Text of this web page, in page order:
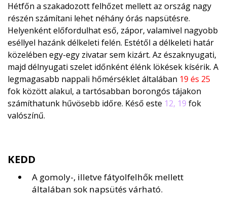
Hétfőn a szakadozott felhőzet mellett az ország nagy
részén számítani lehet néhány órás napsütésre.
Helyenként előfordulhat eső, zápor, valamivel nagyobb
eséllyel hazánk délkeleti felén. Estétől a délkeleti határ
közelében egy-egy zivatar sem kizárt. Az északnyugati,
majd délnyugati szelet időnként élénk lökések kísérik. A
legmagasabb nappali hőmérséklet általában 19 és 25
fok között alakul, a tartósabban borongós tájakon
számíthatunk hűvösebb időre. Késő este 12, 19 fok
valószínű.
KEDD
A gomoly-, illetve fátyolfelhők mellett
általában sok napsütés várható.